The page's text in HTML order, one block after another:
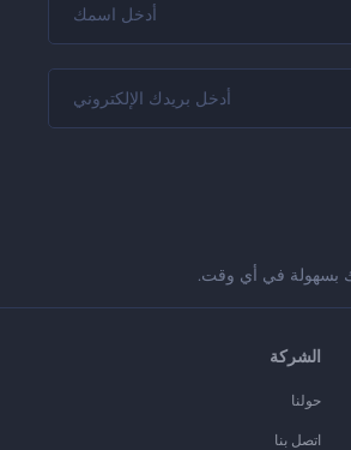
بسهولة في أي وقت.
الشركة
حولنا
اتصل بنا